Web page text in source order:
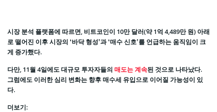
시장 분석 플랫폼에 따르면, 비트코인이 10만 달러(약 1억 4,489만 원) 아래
로 떨어진 이후 시장의 ‘바닥 형성’과 ‘매수 신호’를 언급하는 움직임이 크
게 증가했다.
다만, 11월 4일에도 대규모 투자자들의 매도는 계속된 것으로 나타났다.
그럼에도 이러한 심리 변화는 향후 매수세 유입으로 이어질 가능성이 있
다.
더보기: